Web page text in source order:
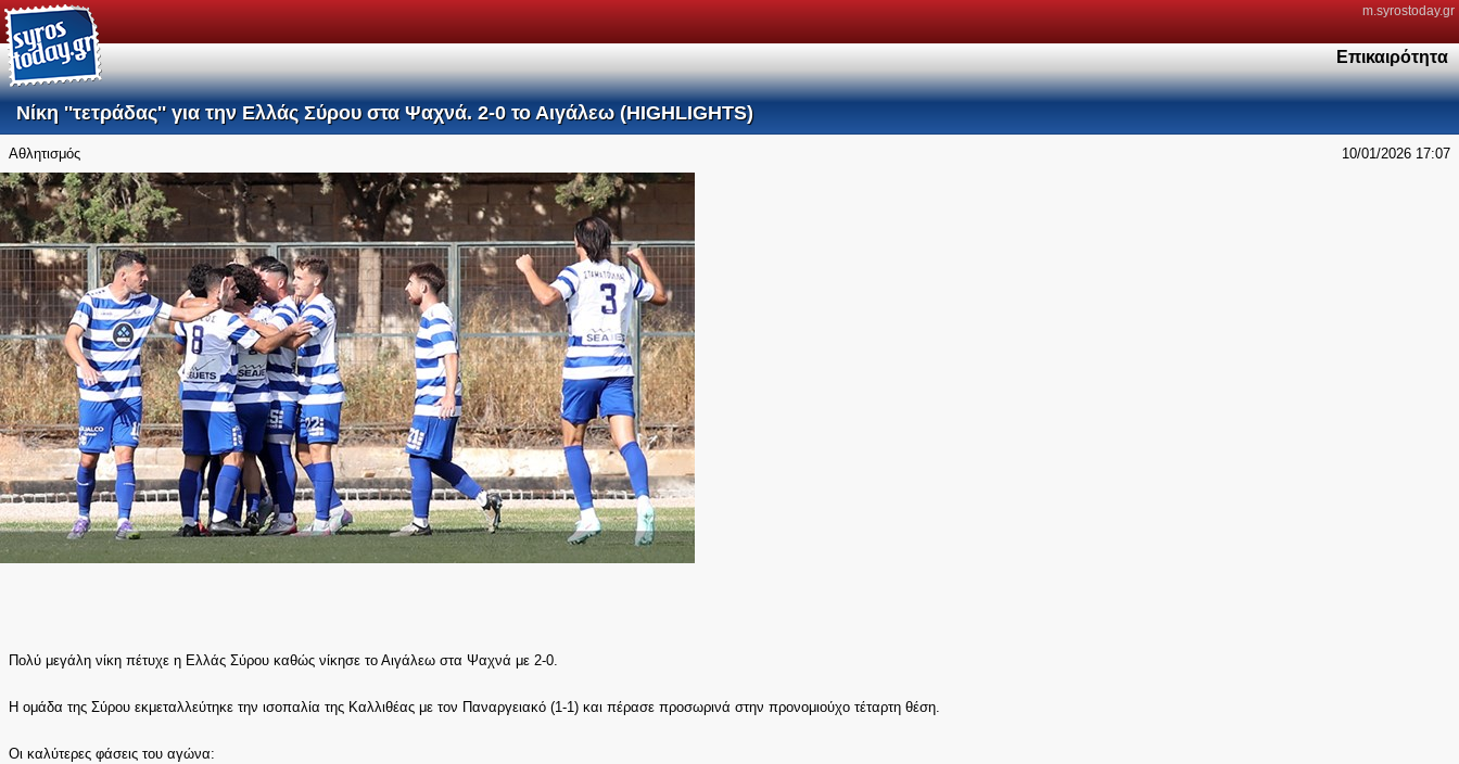
m.syrostoday.gr
Επικαιρότητα
Νίκη ''τετράδας'' για την Ελλάς Σύρου στα Ψαχνά. 2-0 το Αιγάλεω (HIGHLIGHTS)
Αθλητισμός 10/01/2026 17:07
Πολύ μεγάλη νίκη πέτυχε η Ελλάς Σύρου καθώς νίκησε το Αιγάλεω στα Ψαχνά με 2-0.
Η ομάδα της Σύρου εκμεταλλεύτηκε την ισοπαλία της Καλλιθέας με τον Παναργειακό (1-1) και πέρασε προσωρινά στην προνομιούχο τέταρτη θέση.
Οι καλύτερες φάσεις του αγώνα: